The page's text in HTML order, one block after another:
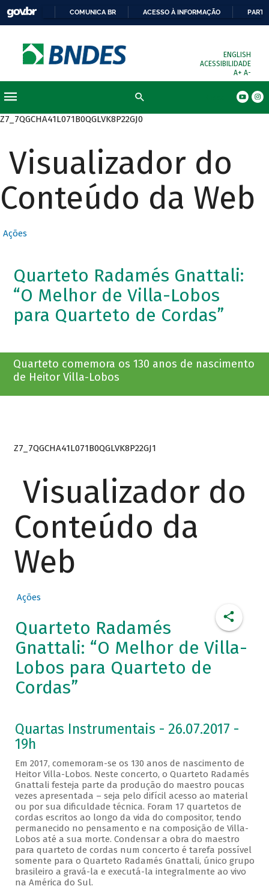
COMUNICA BR ACESSO À INFORMAÇÃO
ENGLISH
ACESSIBILIDADE
A+ A-
Z7_7QGCHA41L071B0QGLVK8P22GJ0
Visualizador do
Conteúdo da Web
Ações
Quarteto Radamés Gnattali:
“O Melhor de Villa-Lobos
para Quarteto de Cordas”
Quarteto comemora os 130 anos de nascimento
de Heitor Villa-Lobos
Z7_7QGCHA41L071B0QGLVK8P22GJ1
Visualizador do
Conteúdo da
Web
Ações
Quarteto Radamés
Gnattali: “O Melhor de Villa-
Lobos para Quarteto de
Cordas”
Quartas Instrumentais - 26.07.2017 -
19h
Em 2017, comemoram-se os 130 anos de nascimento de
Heitor Villa-Lobos. Neste concerto, o Quarteto Radamés
Gnattali festeja parte da produção do maestro poucas
vezes apresentada – seja pelo difícil acesso ao material
ou por sua dificuldade técnica. Foram 17 quartetos de
cordas escritos ao longo da vida do compositor, tendo
permanecido no pensamento e na composição de Villa-
Lobos até a sua morte. Condensar a obra do maestro
para quarteto de cordas num concerto é tarefa possível
somente para o Quarteto Radamés Gnattali, único grupo
brasileiro a gravá-la e executá-la integralmente ao vivo
na América do Sul.